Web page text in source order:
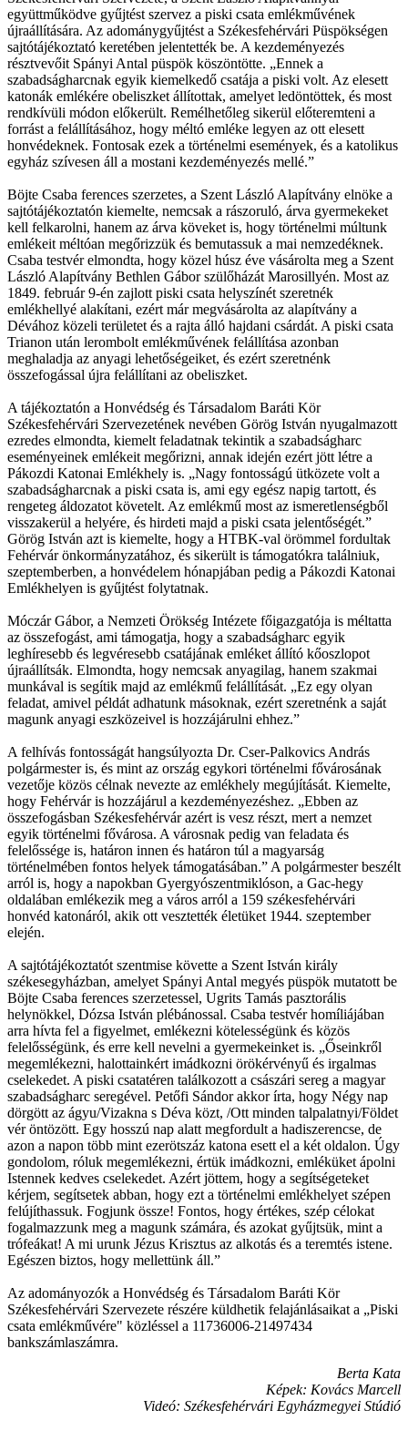
együttműködve gyűjtést szervez a piski csata emlékművének
újraállítására. Az adománygyűjtést a Székesfehérvári Püspökségen
sajtótájékoztató keretében jelentették be. A kezdeményezés
résztvevőit Spányi Antal püspök köszöntötte. „Ennek a
szabadságharcnak egyik kiemelkedő csatája a piski volt. Az elesett
katonák emlékére obeliszket állítottak, amelyet ledöntöttek, és most
rendkívüli módon előkerült. Remélhetőleg sikerül előteremteni a
forrást a felállításához, hogy méltó emléke legyen az ott elesett
honvédeknek. Fontosak ezek a történelmi események, és a katolikus
egyház szívesen áll a mostani kezdeményezés mellé.”
Böjte Csaba ferences szerzetes, a Szent László Alapítvány elnöke a
sajtótájékoztatón kiemelte, nemcsak a rászoruló, árva gyermekeket
kell felkarolni, hanem az árva köveket is, hogy történelmi múltunk
emlékeit méltóan megőrizzük és bemutassuk a mai nemzedéknek.
Csaba testvér elmondta, hogy közel húsz éve vásárolta meg a Szent
László Alapítvány Bethlen Gábor szülőházát Marosillyén. Most az
1849. február 9-én zajlott piski csata helyszínét szeretnék
emlékhellyé alakítani, ezért már megvásárolta az alapítvány a
Dévához közeli területet és a rajta álló hajdani csárdát. A piski csata
Trianon után lerombolt emlékművének felállítása azonban
meghaladja az anyagi lehetőségeiket, és ezért szeretnénk
összefogással újra felállítani az obeliszket.
A tájékoztatón a Honvédség és Társadalom Baráti Kör
Székesfehérvári Szervezetének nevében Görög István nyugalmazott
ezredes elmondta, kiemelt feladatnak tekintik a szabadságharc
eseményeinek emlékeit megőrizni, annak idején ezért jött létre a
Pákozdi Katonai Emlékhely is. „Nagy fontosságú ütközete volt a
szabadságharcnak a piski csata is, ami egy egész napig tartott, és
rengeteg áldozatot követelt. Az emlékmű most az ismeretlenségből
visszakerül a helyére, és hirdeti majd a piski csata jelentőségét.”
Görög István azt is kiemelte, hogy a HTBK-val örömmel fordultak
Fehérvár önkormányzatához, és sikerült is támogatókra találniuk,
szeptemberben, a honvédelem hónapjában pedig a Pákozdi Katonai
Emlékhelyen is gyűjtést folytatnak.
Móczár Gábor, a Nemzeti Örökség Intézete főigazgatója is méltatta
az összefogást, ami támogatja, hogy a szabadságharc egyik
leghíresebb és legvéresebb csatájának emléket állító kőoszlopot
újraállítsák. Elmondta, hogy nemcsak anyagilag, hanem szakmai
munkával is segítik majd az emlékmű felállítását. „Ez egy olyan
feladat, amivel példát adhatunk másoknak, ezért szeretnénk a saját
magunk anyagi eszközeivel is hozzájárulni ehhez.”
A felhívás fontosságát hangsúlyozta Dr. Cser-Palkovics András
polgármester is, és mint az ország egykori történelmi fővárosának
vezetője közös célnak nevezte az emlékhely megújítását. Kiemelte,
hogy Fehérvár is hozzájárul a kezdeményezéshez. „Ebben az
összefogásban Székesfehérvár azért is vesz részt, mert a nemzet
egyik történelmi fővárosa. A városnak pedig van feladata és
felelőssége is, határon innen és határon túl a magyarság
történelmében fontos helyek támogatásában.” A polgármester beszélt
arról is, hogy a napokban Gyergyószentmiklóson, a Gac-hegy
oldalában emlékezik meg a város arról a 159 székesfehérvári
honvéd katonáról, akik ott vesztették életüket 1944. szeptember
elején.
A sajtótájékoztatót szentmise követte a Szent István király
székesegyházban, amelyet Spányi Antal megyés püspök mutatott be
Böjte Csaba ferences szerzetessel, Ugrits Tamás pasztorális
helynökkel, Dózsa István plébánossal. Csaba testvér homíliájában
arra hívta fel a figyelmet, emlékezni kötelességünk és közös
felelősségünk, és erre kell nevelni a gyermekeinket is. „Őseinkről
megemlékezni, halottainkért imádkozni örökérvényű és irgalmas
cselekedet. A piski csatatéren találkozott a császári sereg a magyar
szabadságharc seregével. Petőfi Sándor akkor írta, hogy Négy nap
dörgött az ágyu/Vizakna s Déva közt, /Ott minden talpalatnyi/Földet
vér öntözött. Egy hosszú nap alatt megfordult a hadiszerencse, de
azon a napon több mint ezerötszáz katona esett el a két oldalon. Úgy
gondolom, róluk megemlékezni, értük imádkozni, emléküket ápolni
Istennek kedves cselekedet. Azért jöttem, hogy a segítségeteket
kérjem, segítsetek abban, hogy ezt a történelmi emlékhelyet szépen
felújíthassuk. Fogjunk össze! Fontos, hogy értékes, szép célokat
fogalmazzunk meg a magunk számára, és azokat gyűjtsük, mint a
trófeákat! A mi urunk Jézus Krisztus az alkotás és a teremtés istene.
Egészen biztos, hogy mellettünk áll.”
Az adományozók a Honvédség és Társadalom Baráti Kör
Székesfehérvári Szervezete részére küldhetik felajánlásaikat a „Piski
csata emlékművére" közléssel a 11736006-21497434
bankszámlaszámra.
Berta Kata
Képek: Kovács Marcell
Videó: Székesfehérvári Egyházmegyei Stúdió